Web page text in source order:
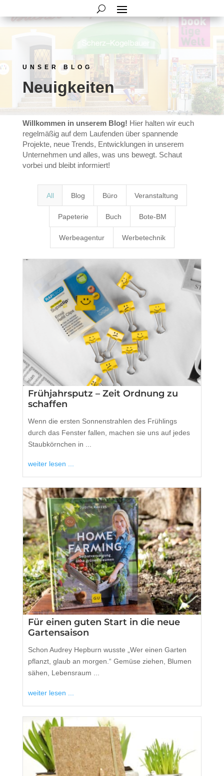
UNSER BLOG
Neuigkeiten
Willkommen in unserem Blog! Hier halten wir euch
regelmäßig auf dem Laufenden über spannende
Projekte, neue Trends, Entwicklungen in unserem
Unternehmen und alles, was uns bewegt. Schaut
vorbei und bleibt informiert!
All Blog Büro Veranstaltung
Papeterie Buch Bote-BM
Werbeagentur Werbetechnik
Frühjahrsputz – Zeit Ordnung zu
schaffen
Wenn die ersten Sonnenstrahlen des Frühlings
durch das Fenster fallen, machen sie uns auf jedes
Staubkörnchen in ...
weiter lesen ...
Für einen guten Start in die neue
Gartensaison
Schon Audrey Hepburn wusste „Wer einen Garten
pflanzt, glaub an morgen.“ Gemüse ziehen, Blumen
sähen, Lebensraum ...
weiter lesen ...